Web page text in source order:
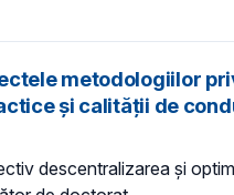
metodologiilor
și calității de
descentralizarea și